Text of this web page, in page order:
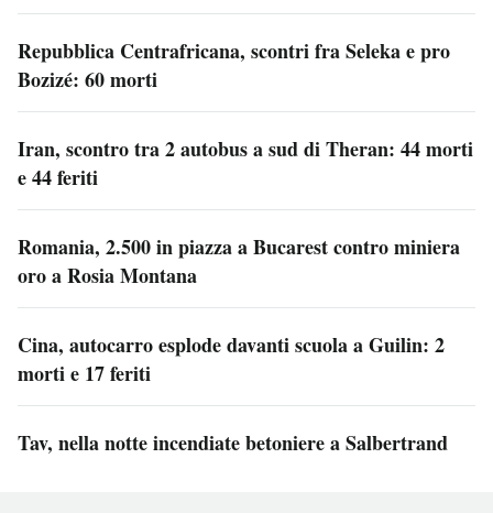
Repubblica Centrafricana, scontri fra Seleka e pro
Bozizé: 60 morti
Iran, scontro tra 2 autobus a sud di Theran: 44 morti
e 44 feriti
Romania, 2.500 in piazza a Bucarest contro miniera
oro a Rosia Montana
Cina, autocarro esplode davanti scuola a Guilin: 2
morti e 17 feriti
Tav, nella notte incendiate betoniere a Salbertrand